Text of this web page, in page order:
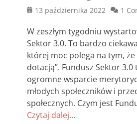
Posted
13 października 2022 1
W zeszłym tygodniu
Sektor 3.0. To bardzo
której moc polega na tym,
dotacją”. Fundusz Sektor 3.0
ogromne wsparcie
młodych społeczników i
społecznych. Czym jest
Czytaj dalej…